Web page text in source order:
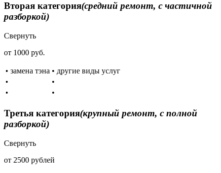
Вторая категория(средний ремонт, с частичной
разборкой)
Свернуть
от 1000 руб.
• замена тэна • другие виды услуг
•
•
•
•
Третья категория(крупный ремонт, с полной
разборкой)
Свернуть
от 2500 рублей